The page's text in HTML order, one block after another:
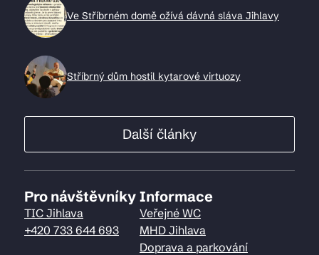
Ve Stříbrném domě ožívá dávná sláva Jihlavy
Stříbrný dům hostil kytarové virtuozy
Další články
Pro návštěvníky
TIC Jihlava
+420 733 644 693
Informace
Veřejné WC
MHD Jihlava
Doprava a parkování